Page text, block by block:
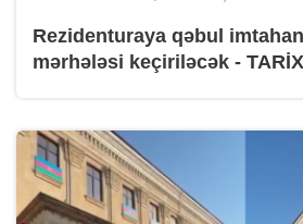
Rezidenturaya qəbul
mərhələsi keçiriləcək -